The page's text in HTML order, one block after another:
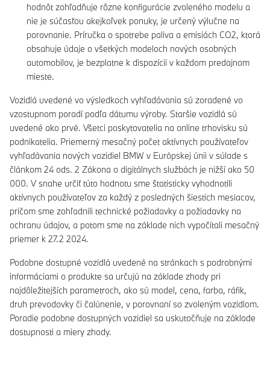
hodnôt zohľadňuje rôzne konfigurácie zvoleného modelu a
nie je súčasťou akejkoľvek ponuky, je určený výlučne na
porovnanie. Príručka o spotrebe paliva a emisiách CO2, ktorá
obsahuje údaje o všetkých modeloch nových osobných
automobilov, je bezplatne k dispozícii v každom predajnom
mieste.
Vozidlá uvedené vo výsledkoch vyhľadávania sú zoradené vo
vzostupnom poradí podľa dátumu výroby. Staršie vozidlá sú
uvedené ako prvé. Všetci poskytovatelia na online trhovisku sú
podnikatelia. Priemerný mesačný počet aktívnych používateľov
vyhľadávania nových vozidiel BMW v Európskej únii v súlade s
článkom 24 ods. 2 Zákona o digitálnych službách je nižší ako 50
000. V snahe určiť túto hodnotu sme štatisticky vyhodnotili
aktívnych používateľov za každý z posledných šiestich mesiacov,
pričom sme zohľadnili technické požiadavky a požiadavky na
ochranu údajov, a potom sme na základe nich vypočítali mesačný
priemer k 27.2 2024.
Podobne dostupné vozidlá uvedené na stránkach s podrobnými
informáciami o produkte sa určujú na základe zhody pri
najdôležitejších parametroch, ako sú model, cena, farba, ráfik,
druh prevodovky či čalúnenie, v porovnaní so zvoleným vozidlom.
Poradie podobne dostupných vozidiel sa uskutočňuje na základe
dostupnosti a miery zhody.